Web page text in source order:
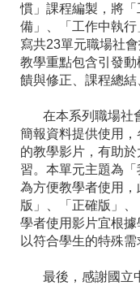
慣」課程編製，將
備」、「工作中執
寫共23單元職場社
教學重點包含引發
饋與修正、課程總結
在本系列職場社會
簡報資料提供使用
的教學影片，有助
習。本單元主題為「
為方便教學者使用
版」、「正確版」
學者使用影片宜根據
以符合學生的特殊需
最後，感謝國立中